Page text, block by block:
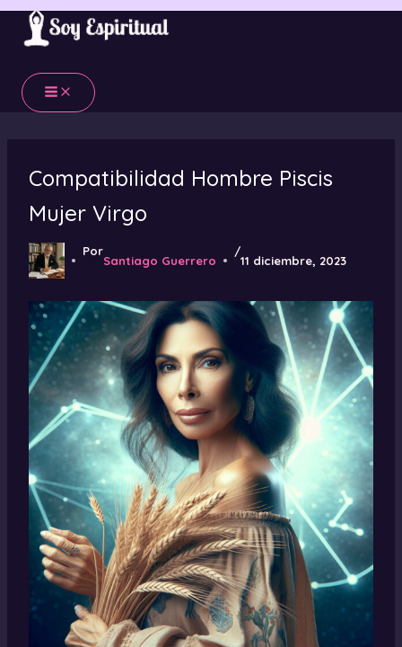
Ir
contenido
Compatibilidad Hombre Piscis
Mujer Virgo
Por
Santiago Guerrero
/
11 diciembre, 2023